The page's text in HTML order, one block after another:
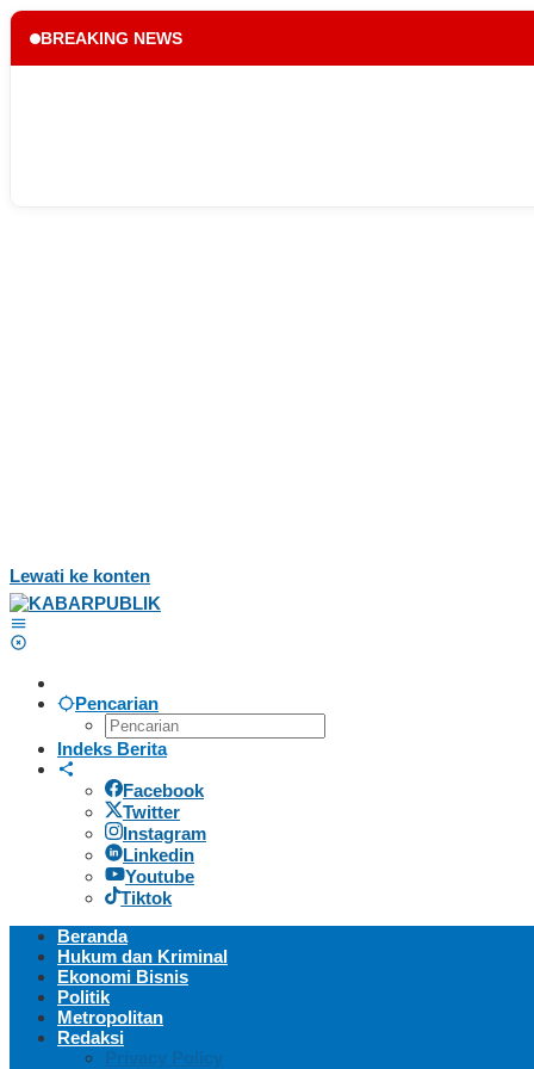
BREAKING NEWS
Lewati ke konten
Pencarian
Indeks Berita
Facebook
Twitter
Instagram
Linkedin
Youtube
Tiktok
Beranda
Hukum dan Kriminal
Ekonomi Bisnis
Politik
Metropolitan
Redaksi
Privacy Policy